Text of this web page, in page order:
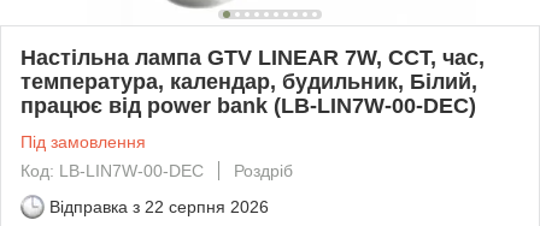
Настільна лампа GTV LINEAR 7W, CCT, час,
температура, календар, будильник, Білий,
працює від power bank (LB-LIN7W-00-DEC)
Під замовлення
Код: LB-LIN7W-00-DEC
Роздріб
Відправка з 22 серпня 2026